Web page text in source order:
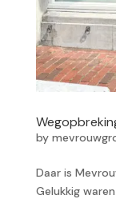
by
Daar is
Gelukkig